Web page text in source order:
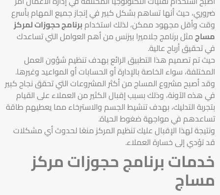
ضروري، حيث أنها تساهم بشكل كبير في إنجاز جميع المهام بأسرع
وقت وأقل مجهود ممكن، لذلك استخدامبرنامج حجوزات لمركز
مساجمثل برنامج جلاميرا بيزنس من أهم العوامل التي تساعدك
في تحقيق أرباح عالية.
حيث تم تصميم هذا التطبيق الرائع بهدف تنظيم شؤون العمل
المختلفة، سواء الخاصة بالإدارة أو الحسابات أو المواعيد وغيرها.
وقد أصبح مشروع المساج من أكثر المشروعات التي تحقق نجاح كبير
في هذه الآونة، وذلك بسبب إقبال الكثير من العملاء على القيام
بتجربة التدليك، بهدف تنشيط الجسم والاسترخاء مما يعطيهم طاقة
تساعدهم في مواجهة ضغوط الحياة.
ونتيجة لهذا الإقبال عليك تنظيم المركز منعًا لحدوث أي مشكلات
قد تؤدي إلى خسارة العملاء.
خدمات برنامج حجوزات مركز
مساج